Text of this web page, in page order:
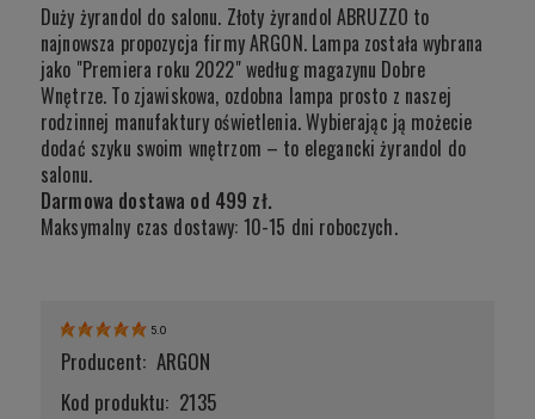
Duży żyrandol do salonu. Złoty żyrandol ABRUZZO to
najnowsza propozycja firmy ARGON. Lampa została wybrana
jako "Premiera roku 2022" według magazynu Dobre
Wnętrze. To zjawiskowa, ozdobna lampa prosto z naszej
rodzinnej manufaktury oświetlenia. Wybierając ją możecie
dodać szyku swoim wnętrzom – to elegancki żyrandol do
salonu.
Darmowa dostawa od 499 zł.
Maksymalny czas dostawy: 10-15 dni roboczych.
5.0
Producent: ARGON
Kod produktu: 2135